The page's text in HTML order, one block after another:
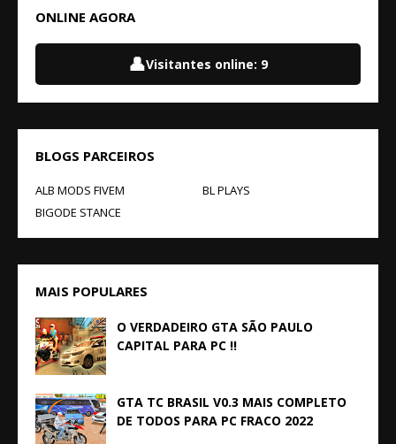
ONLINE AGORA
👤Visitantes online: 9
BLOGS PARCEIROS
ALB MODS FIVEM
BL PLAYS
BIGODE STANCE
MAIS POPULARES
O VERDADEIRO GTA SÃO PAULO
CAPITAL PARA PC !!
GTA TC BRASIL V0.3 MAIS COMPLETO
DE TODOS PARA PC FRACO 2022